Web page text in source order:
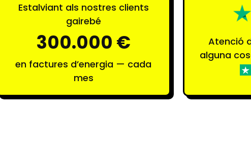
Estalviant als nostres clients
gairebé
300.000 €
en factures d’energia — cada
mes
Atenció
alguna